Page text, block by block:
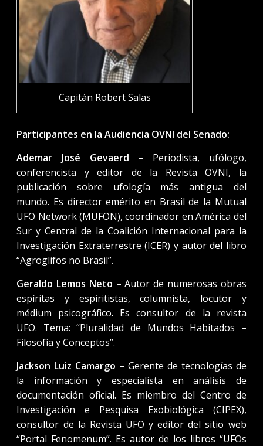
Capitán Robert Salas
Participantes en la Audiencia OVNI del Senado:
Ademar José Gevaerd – Periodista, ufólogo,
conferencista y editor de la Revista OVNI, la
publicación sobre ufología más antigua del
mundo. Es director emérito en Brasil de la Mutual
UFO Network (MUFON), coordinador en América del
Sur y Central de la Coalición Internacional para la
Investigación Extraterrestre (ICER) y autor del libro
“Agroglifos no Brasil”.
Geraldo Lemos Neto – Autor de numerosas obras
espíritas y espiritistas, columnista, locutor y
médium psicográfico. Es consultor de la revista
UFO. Tema: “Pluralidad de Mundos Habitados –
Filosofía y Conceptos”.
Jackson Luiz Camargo – Gerente de tecnologías de
la información y especialista en análisis de
documentación oficial. Es miembro del Centro de
Investigación e Pesquisa Exobiológica (CIPEX),
consultor de la Revista UFO y editor del sitio web
“Portal Fenomenum”. Es autor de los libros “UFOs